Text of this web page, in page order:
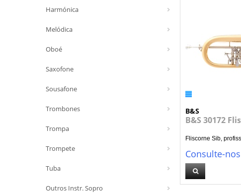
Harmónica
Melódica
Oboé
Saxofone
Sousafone
Trombones
Trompa
Trompete
Tuba
Outros Instr. Sopro
B&S
B&S 30172
Fliscorne Sib,
Consulte-nos